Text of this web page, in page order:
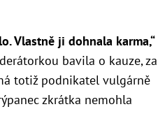
Vlastně ji dohnala karma,“
bavila o kauze, za
totiž podnikatel vulgárně
zkrátka nemohla